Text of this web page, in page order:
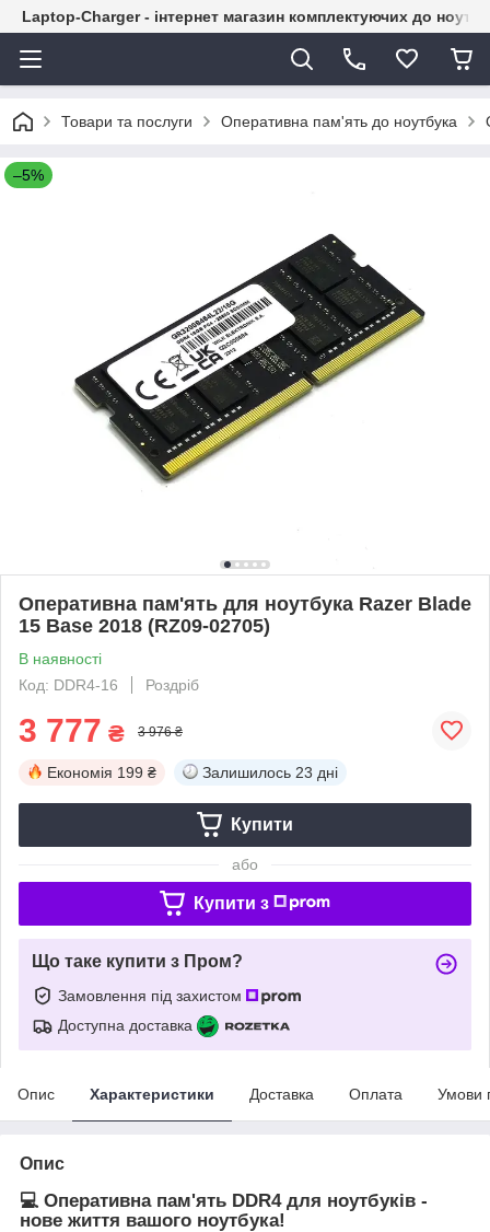
Laptop-Charger - інтернет магазин комплектуючих до
Товари та послуги Оперативна пам'ять до ноутбука
–5%
Оперативна пам'ять для ноутбука Razer Blade
15 Base 2018 (RZ09-02705)
В наявності
Код: DDR4-16
Роздріб
3 777 ₴ 3 976 ₴
Економія 199 ₴ Залишилось 23 дні
Купити
або
Купити з
Що таке купити з Пром?
Замовлення під захистом
Доступна доставка
Опис Характеристики Доставка Оплата Умови
Опис
💻 Оперативна пам'ять DDR4 для ноутбуків -
нове життя вашого ноутбука!